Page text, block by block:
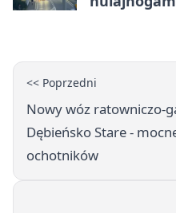
<< Poprzedni
Nowy wóz ratowniczo-
Dębieńsko Stare -
ochotników